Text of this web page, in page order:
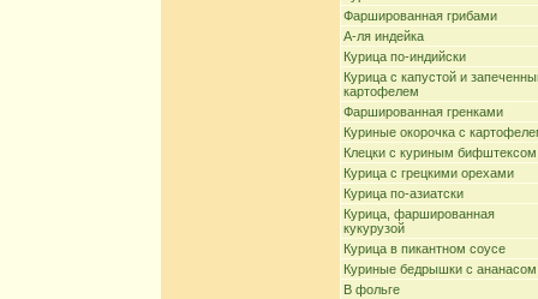
Фаршированная грибами
А-ля индейка
Курица по-индийски
Курица с капустой и
картофелем
Фаршированная гренками
Куриные окорочка с
Клецки с куриным бифштексом
Курица с грецкими орехами
Курица по-азиатски
Курица, фаршированная
кукурузой
Курица в пикантном соусе
Куриные бедрышки с ананасом
В фольге